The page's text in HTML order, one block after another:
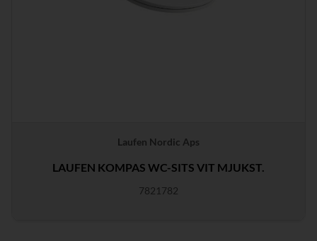
Laufen Nordic Aps
LAUFEN KOMPAS WC-SITS VIT MJUKST.
7821782